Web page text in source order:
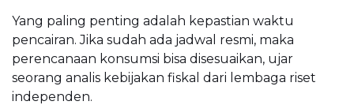
Yang paling penting adalah kepastian waktu
pencairan. Jika sudah ada jadwal resmi, maka
perencanaan konsumsi bisa disesuaikan, ujar
seorang analis kebijakan fiskal dari lembaga riset
independen.